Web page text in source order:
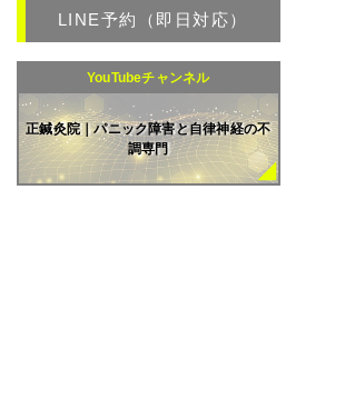
LINE予約（即日対応）
YouTubeチャンネル
正鍼灸院｜パニック障害と自律神経の不
調専門